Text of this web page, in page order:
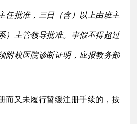
任批准，三日（含）以上由班主
）主管领导批准。事假不得超过
附校医院诊断证明，应报教务部
而又未履行暂缓注册手续的，按